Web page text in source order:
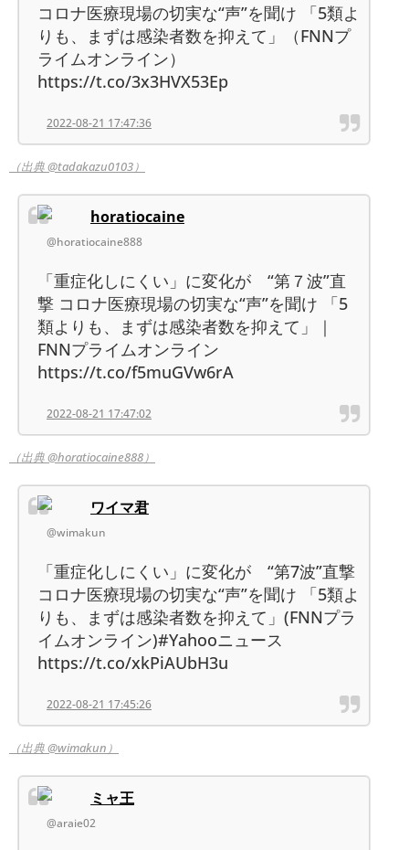
コロナ医療現場の切実な“声”を聞け 「5類よ
りも、まずは感染者数を抑えて」（FNNプ
ライムオンライン）
https://t.co/3x3HVX53Ep
2022-08-21 17:47:36
（出典 @tadakazu0103）
horatiocaine
@horatiocaine888
「重症化しにくい」に変化が “第７波”直
撃 コロナ医療現場の切実な“声”を聞け 「5
類よりも、まずは感染者数を抑えて」｜
FNNプライムオンライン
https://t.co/f5muGVw6rA
2022-08-21 17:47:02
（出典 @horatiocaine888）
ワイマ君
@wimakun
「重症化しにくい」に変化が “第7波”直撃
コロナ医療現場の切実な“声”を聞け 「5類よ
りも、まずは感染者数を抑えて」(FNNプラ
イムオンライン)#Yahooニュース
https://t.co/xkPiAUbH3u
2022-08-21 17:45:26
（出典 @wimakun）
ミャ王
@araie02